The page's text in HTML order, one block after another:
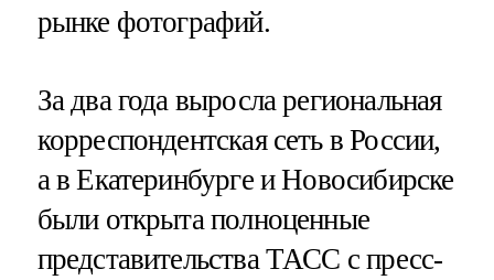
рынке фотографий.
За два года выросла региональная
корреспондентская сеть в России,
а в Екатеринбурге и Новосибирске
были открыта полноценные
представительства ТАСС с пресс-